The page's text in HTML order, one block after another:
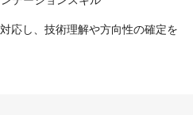
し、技術理解や方向性の確定を